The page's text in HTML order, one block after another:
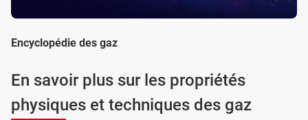
Encyclopédie des gaz
En savoir plus sur les propriétés
physiques et techniques des gaz